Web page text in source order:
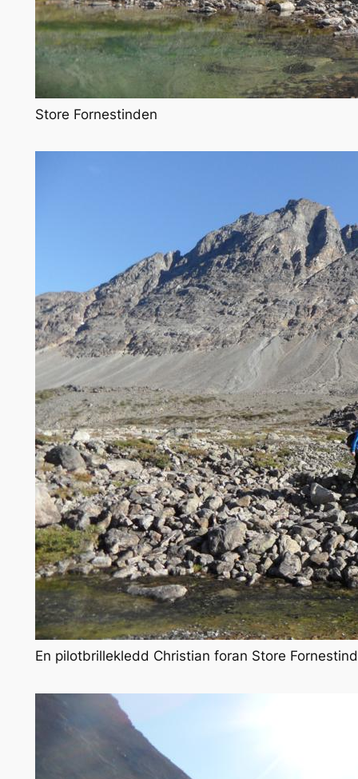
Store Fornestinden
En pilotbrillekledd Christian foran Store